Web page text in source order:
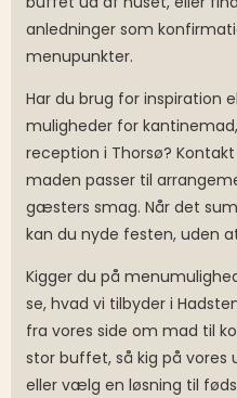
anledninger som
menupunkter.
Har du brug for inspiration
muligheder for
reception i Thorsø?
maden passer til
gæsters smag. Når det
kan du nyde festen, uden
Kigger du på
se, hvad vi tilbyder i
fra vores side om mad til
stor buffet, så kig på
eller vælg en løsning til